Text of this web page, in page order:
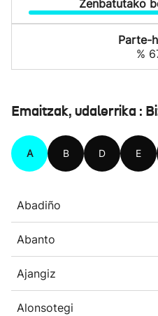
Zenbatutako
Parte-
%
Emaitzak, udalerrika :
A B D E
Abadiño
Abanto
Ajangiz
Alonsotegi